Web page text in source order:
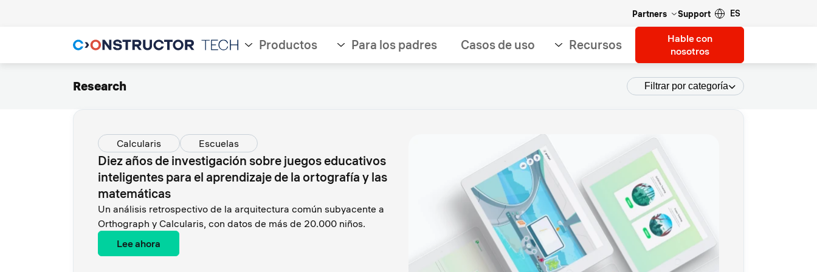
Partners Support ES
Productos Para los padres Casos de uso Recursos
Hable con
nosotros
Research Filtrar por categoría
Calcularis Escuelas
Diez años de investigación sobre juegos educativos
inteligentes para el aprendizaje de la ortografía y las
matemáticas
Un análisis retrospectivo de la arquitectura común subyacente a
Orthograph y Calcularis, con datos de más de 20.000 niños.
Lee ahora